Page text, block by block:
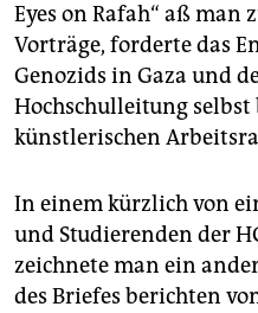
Eyes on Rafah“ aß man
Vorträge, forderte das
Genozids in Gaza und
Hochschulleitung
künstlerischen
In einem kürzlich von
und Studierenden der
zeichnete man ein
des Briefes berichten